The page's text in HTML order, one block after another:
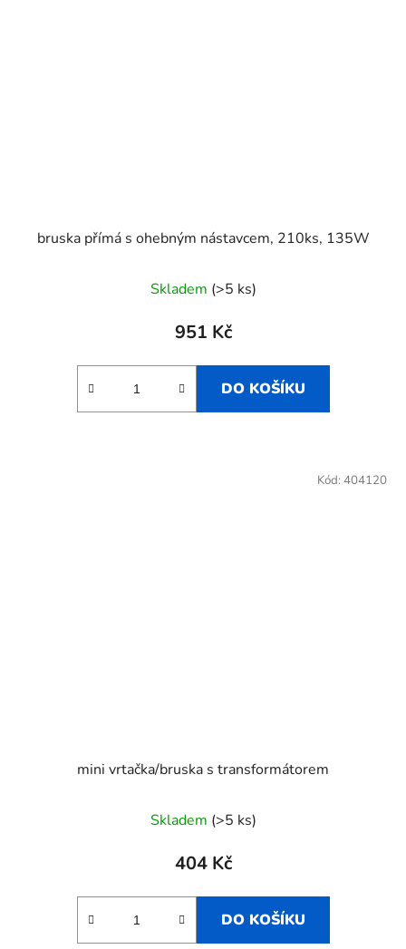
bruska přímá s ohebným nástavcem, 210ks, 135W
Skladem (>5 ks)
951 Kč
DO KOŠÍKU
mini vrtačka/bruska s transformátorem
Skladem (>5 ks)
404 Kč
DO KOŠÍKU
Kód: 404120